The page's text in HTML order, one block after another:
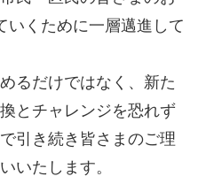
いくために一層邁進して
るだけではなく、新た
とチャレンジを恐れず
引き続き皆さまのご理
いたします。